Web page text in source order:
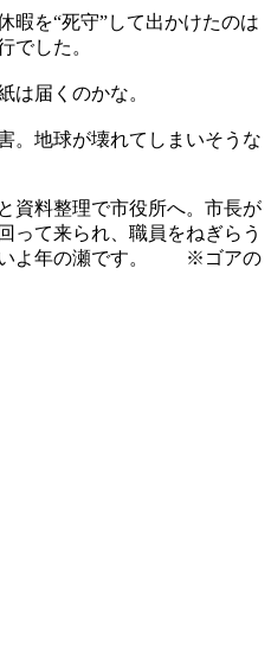
暇を“死守”して出かけたのは
でした。
は届くのかな。
。地球が壊れてしまいそうな
資料整理で市役所へ。市長が
って来られ、職員をねぎらう
いよ年の瀬です。 ※ゴアの